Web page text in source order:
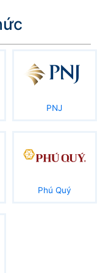
PNJ
Phú Quý